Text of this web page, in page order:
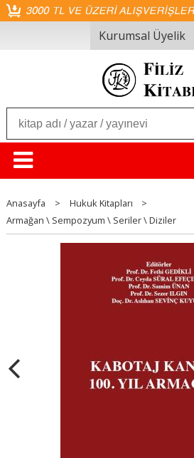
Kurumsal Üyelik
Anasayfa > Hukuk Kitapları
>
Armağan \ Sempozyum \ Seriler \ Diziler